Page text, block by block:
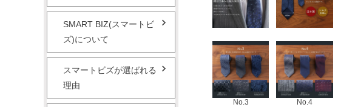
SMART BIZ(スマートビ
ズ)について
スマートビズが選ばれる
理由
No.3 No.4